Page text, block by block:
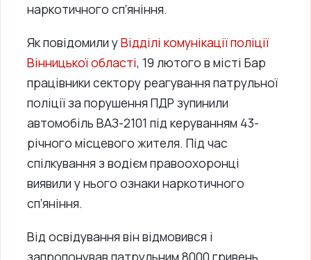
наркотичного сп’яніння.
Як повідомили уВідділі комунікації поліції
Вінницької області, 19 лютого в місті Бар
працівники сектору реагування патрульної
поліції за порушення ПДР зупинили
автомобіль ВАЗ-2101 під керуванням 43-
річного місцевого жителя. Під час
спілкування з водієм правоохоронці
виявили у нього ознаки наркотичного
сп’яніння.
Від освідування він відмовився і